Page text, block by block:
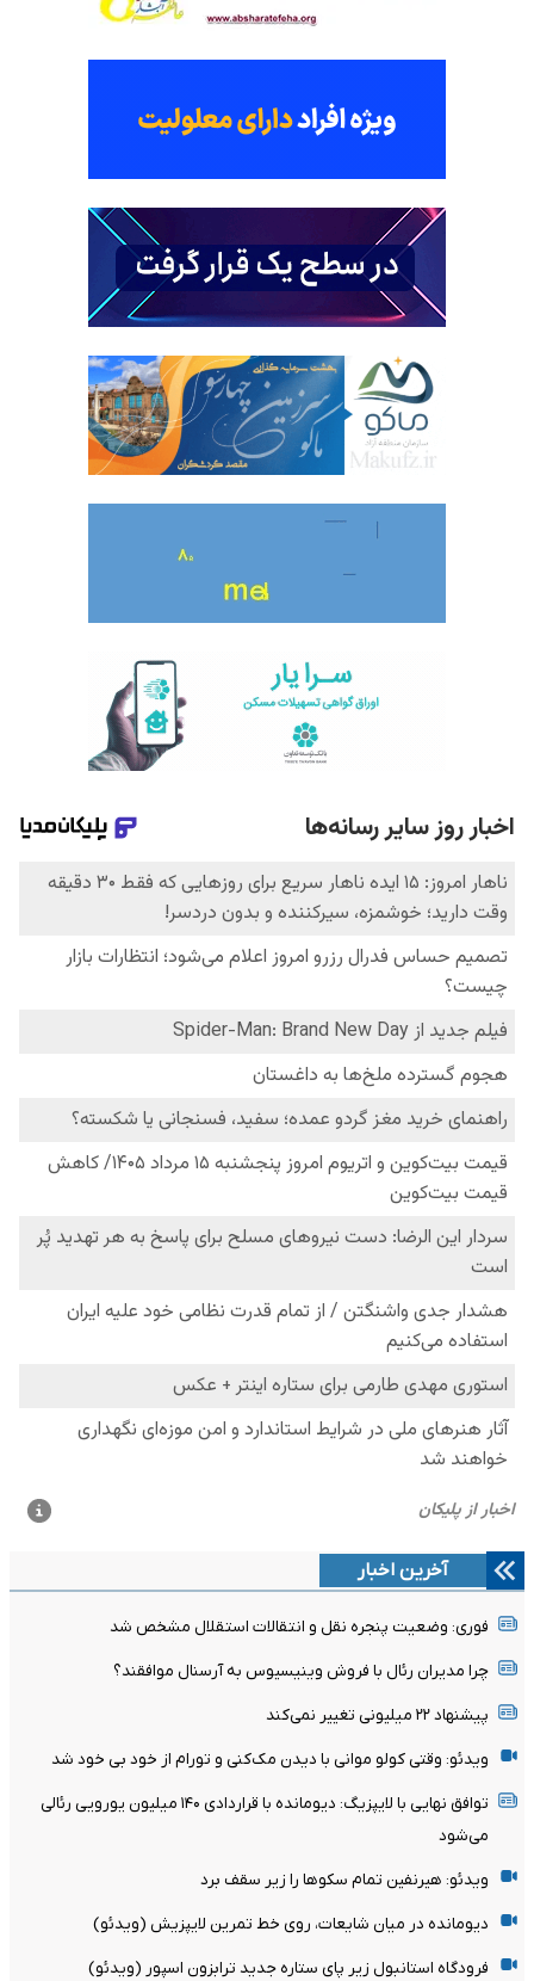
آخرین اخبار
فوری: وضعیت پنجره نقل و انتقالات استقلال مشخص شد
چرا مدیران رئال با فروش وینیسیوس به آرسنال موافقند؟
پیشنهاد ۲۲ میلیونی تغییر نمی‌کند
ویدئو: وقتی کولو موانی با دیدن مک‌کنی و تورام از خود بی خود شد
توافق نهایی با لایپزیگ: دیومانده با قراردادی ۱۴۰ میلیون یورویی رئالی
می‌شود
ویدئو: هیرنفین تمام سکوها را زیر سقف برد
دیومانده در میان شایعات، روی خط تمرین لایپزیش (ویدئو)
فرودگاه استانبول زیر پای ستاره جدید ترابزون اسپور (ویدئو)